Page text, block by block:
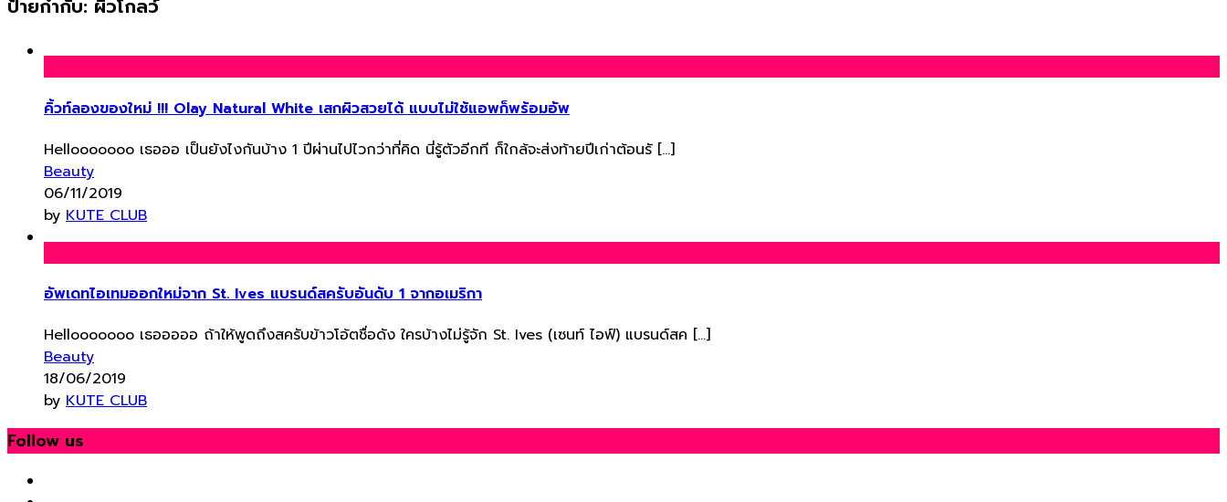
ป้ายกำกับ: ผิวโกลว์
คิ้วท์ลองของใหม่ !!! Olay Natural White เสกผิวสวยได้ แบบไม่ใช้แอพก็พร้อมอัพ
Hellooooooo เธอออ เป็นยังไงกันบ้าง 1 ปีผ่านไปไวกว่าที่คิด นี่รู้ตัวอีกที ก็ใกล้จะส่งท้ายปีเก่าต้อนรั […]
Beauty
06/11/2019
by KUTE CLUB
อัพเดทไอเทมออกใหม่จาก St. Ives แบรนด์สครับอันดับ 1 จากอเมริกา
Hellooooooo เธอออออ ถ้าให้พูดถึงสครับข้าวโอ้ตชื่อดัง ใครบ้างไม่รู้จัก St. Ives (เซนท์ ไอฟ์) แบรนด์สค […]
Beauty
18/06/2019
by KUTE CLUB
Follow us